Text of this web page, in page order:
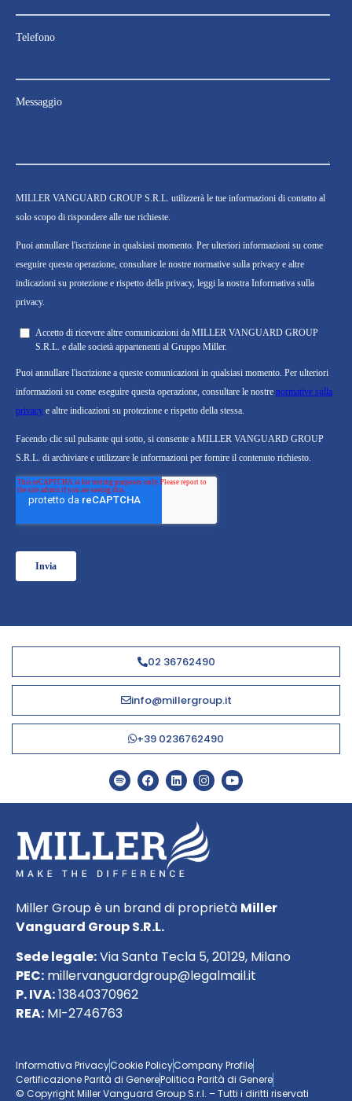
02 36762490
info@millergroup.it
+39 0236762490
Miller Group è un brand di proprietà Miller
Vanguard Group S.R.L.
Sede legale:Via Santa Tecla 5, 20129, Milano
PEC: millervanguardgroup@legalmail.it
P. IVA:13840370962
REA: MI-2746763
Informativa PrivacyCookie PolicyCompany Profile
Certificazione Parità di GenerePolitica Parità di Genere
© Copyright Miller Vanguard Group S.r.l. – Tutti i diritti riservati